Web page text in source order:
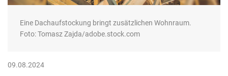
Eine Dachaufstockung bringt zusätzlichen Wohnraum.
Foto: Tomasz Zajda/adobe.stock.com
09.08.2024